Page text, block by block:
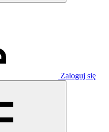
Zaloguj się